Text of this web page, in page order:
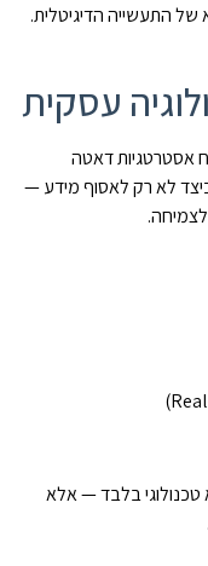
של התעשייה הדיגיטלית.
עסקית
אסטרטגיות דאטה
לא רק לאסוף מידע —
טכנולוגי בלבד — אלא